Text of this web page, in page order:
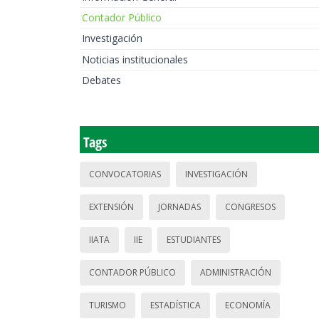
Contador Público
Investigación
Noticias institucionales
Debates
Tags
CONVOCATORIAS INVESTIGACIÓN
EXTENSIÓN JORNADAS CONGRESOS
IIATA IIE ESTUDIANTES
CONTADOR PÚBLICO ADMINISTRACIÓN
TURISMO ESTADÍSTICA ECONOMÍA